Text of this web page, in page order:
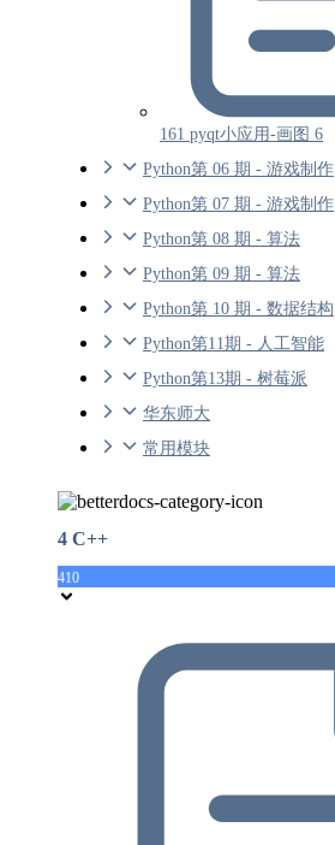
161 pyqt小应用-画图 6
Python第 06 期 - 游戏制作
Python第 07 期 - 游戏制作
Python第 08 期 - 算法
Python第 09 期 - 算法
Python第 10 期 - 数据结构
Python第11期 - 人工智能
Python第13期 - 树莓派
华东师大
常用模块
4 C++
410